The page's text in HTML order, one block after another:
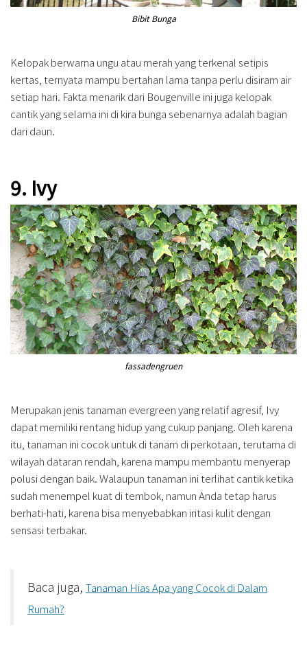
Bibit Bunga
Kelopak berwarna ungu atau merah yang terkenal setipis
kertas, ternyata mampu bertahan lama tanpa perlu disiram air
setiap hari. Fakta menarik dari Bougenville ini juga kelopak
cantik yang selama ini di kira bunga sebenarnya adalah bagian
dari daun.
9. Ivy
fassadengruen
Merupakan jenis tanaman evergreen yang relatif agresif, Ivy
dapat memiliki rentang hidup yang cukup panjang. Oleh karena
itu, tanaman ini cocok untuk di tanam di perkotaan, terutama di
wilayah dataran rendah, karena mampu membantu menyerap
polusi dengan baik. Walaupun tanaman ini terlihat cantik ketika
sudah menempel kuat di tembok, namun Anda tetap harus
berhati-hati, karena bisa menyebabkan iritasi kulit dengan
sensasi terbakar.
Baca juga, Tanaman Hias Apa yang Cocok di Dalam
Rumah?